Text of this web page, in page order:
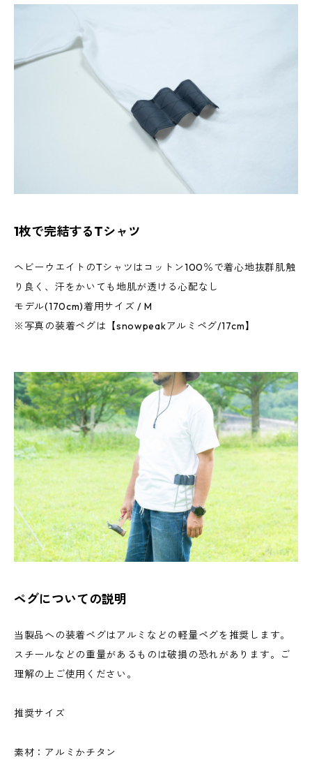
1枚で完結するTシャツ
ヘビーウエイトのTシャツはコットン100％で着心地抜群肌触
り良く、汗をかいても地肌が透ける心配なし
モデル(170cm)着用サイズ / M
※写真の装着ペグは【snowpeakアルミペグ/17cm】
ペグについての説明
当製品への装着ペグはアルミなどの軽量ペグを推奨します。
スチールなどの重量があるものは破損の恐れがあります。ご
理解の上ご使用ください。
推奨サイズ
素材：アルミかチタン